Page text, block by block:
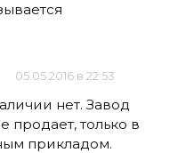
05.05.2016 в 22:53
нет. Завод
продает, только в
прикладом.